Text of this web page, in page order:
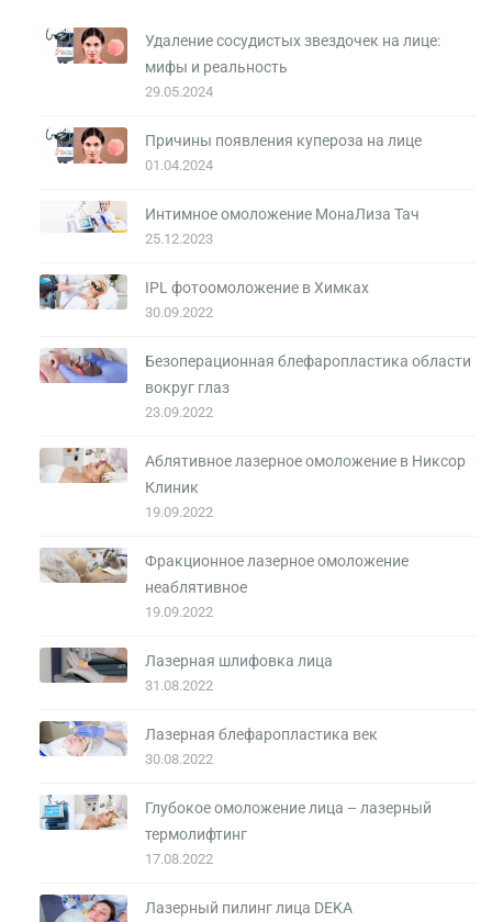
Удаление сосудистых звездочек на лице:
мифы и реальность
29.05.2024
Причины появления купероза на лице
01.04.2024
Интимное омоложение МонаЛиза Тач
25.12.2023
IPL фотоомоложение в Химках
30.09.2022
Безоперационная блефаропластика области
вокруг глаз
23.09.2022
Аблятивное лазерное омоложение в Никсор
Клиник
19.09.2022
Фракционное лазерное омоложение
неаблятивное
19.09.2022
Лазерная шлифовка лица
31.08.2022
Лазерная блефаропластика век
30.08.2022
Глубокое омоложение лица – лазерный
термолифтинг
17.08.2022
Лазерный пилинг лица DEKA